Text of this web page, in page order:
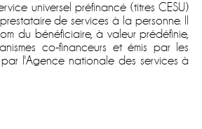
universel préfinancé (titres CESU)
de services à la personne. Il
du bénéficiaire, à valeur prédéfinie,
co-financeurs et émis par les
par l'Agence nationale des services à